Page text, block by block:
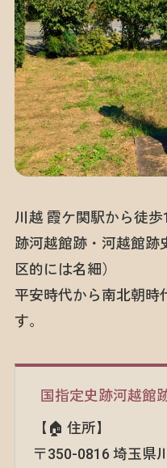
川越 霞ケ関駅から徒
跡河越館跡・河越館跡
区的には名細）
平安時代から南北朝時
す。
国指定史跡河越館
【🏠 住所】
〒350-0816 埼玉県